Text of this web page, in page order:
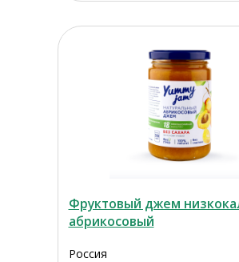
Фруктовый джем
абрикосовый
Россия